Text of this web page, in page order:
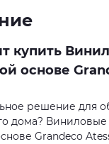
купить
основе
решение для
дома? Виниловые
Grandeco